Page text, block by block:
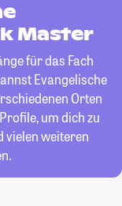
Master
für das Fach
Evangelische
Orten
um dich zu
vielen weiteren